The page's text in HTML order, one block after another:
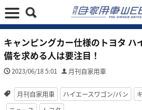
キャンピングカー仕様のトヨタ
備を求める人は要注目！
2023/06/18 5:01 月刊自家用車
月刊自家用車 ハイエースワゴン/バン